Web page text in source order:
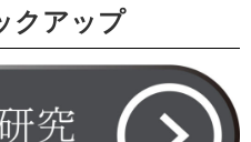
クアップ